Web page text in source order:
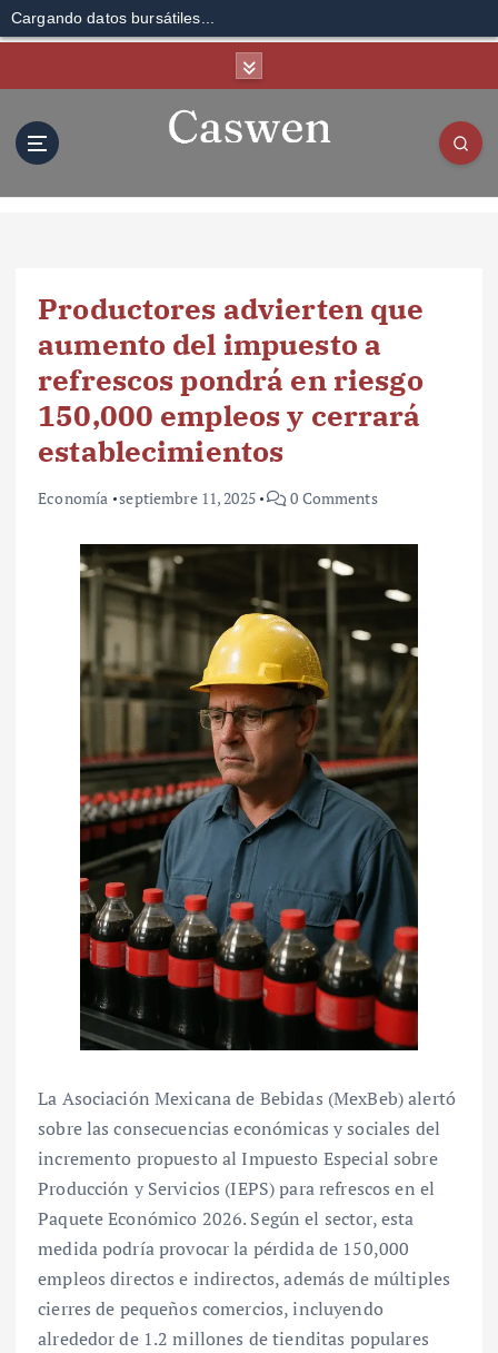
Cargando datos bursátiles...
Productores advierten que
aumento del impuesto a
refrescos pondrá en riesgo
150,000 empleos y cerrará
establecimientos
Economía septiembre 11, 2025 0 Comments
La Asociación Mexicana de Bebidas (MexBeb) alertó
sobre las consecuencias económicas y sociales del
incremento propuesto al Impuesto Especial sobre
Producción y Servicios (IEPS) para refrescos en el
Paquete Económico 2026. Según el sector, esta
medida podría provocar la pérdida de 150,000
empleos directos e indirectos, además de múltiples
cierres de pequeños comercios, incluyendo
alrededor de 1.2 millones de tienditas populares